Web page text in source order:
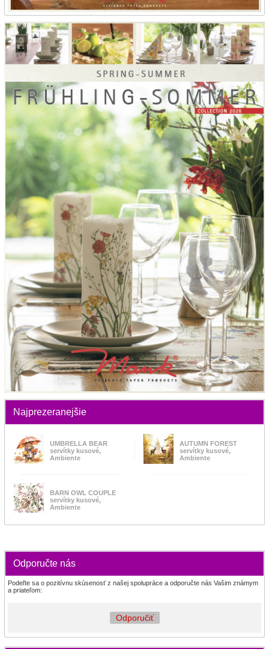
Najprezeranejšie
UMBRELLA BEAR
servítky kusové,
Ambiente
AUTUMN FOREST
servítky kusové,
Ambiente
BARN OWL COUPLE
servítky kusové,
Ambiente
Odporučte nás
Podeľte sa o pozitívnu skúsenosť z našej spolupráce a odporučte nás Vašim známym
a priateľom:
Odporučiť